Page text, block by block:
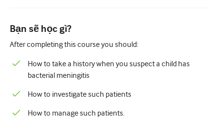
Thận học
Hô hấp
Sức khỏe tình dục
Bạn sẽ học gì?
After completing this course you should:
How to take a history when you suspect a child has
bacterial meningitis
How to investigate such patients
How to manage such patients.